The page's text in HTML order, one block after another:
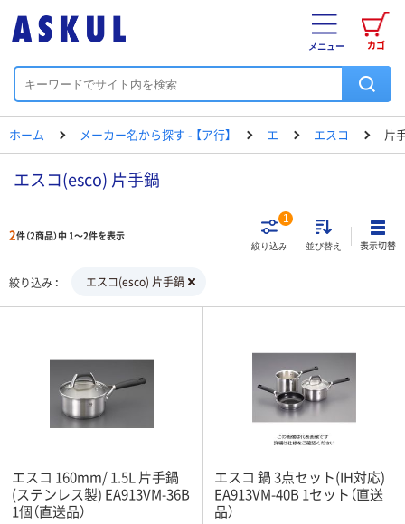
カゴ
メニュー
ホーム メーカー名から探す - 【ア行】 エ エスコ 片
エスコ(esco) 片手鍋
2件（2商品）中 1～2件を表示
絞り込み
1
並び替え 表示切替
絞り込み エスコ(esco) 片手鍋
エスコ 160mm/ 1.5L 片手鍋
(ステンレス製) EA913VM-36B
1個（直送品）
エスコ 鍋 3点セット(IH対応)
EA913VM-40B 1セット（直送
品）